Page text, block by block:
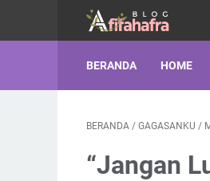
BERANDA HOME
BERANDA / GAGASANKU /
“Jangan